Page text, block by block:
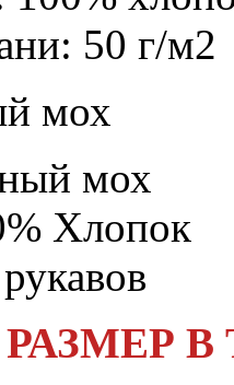
50 г/м2
мох
мох
Хлопок
В